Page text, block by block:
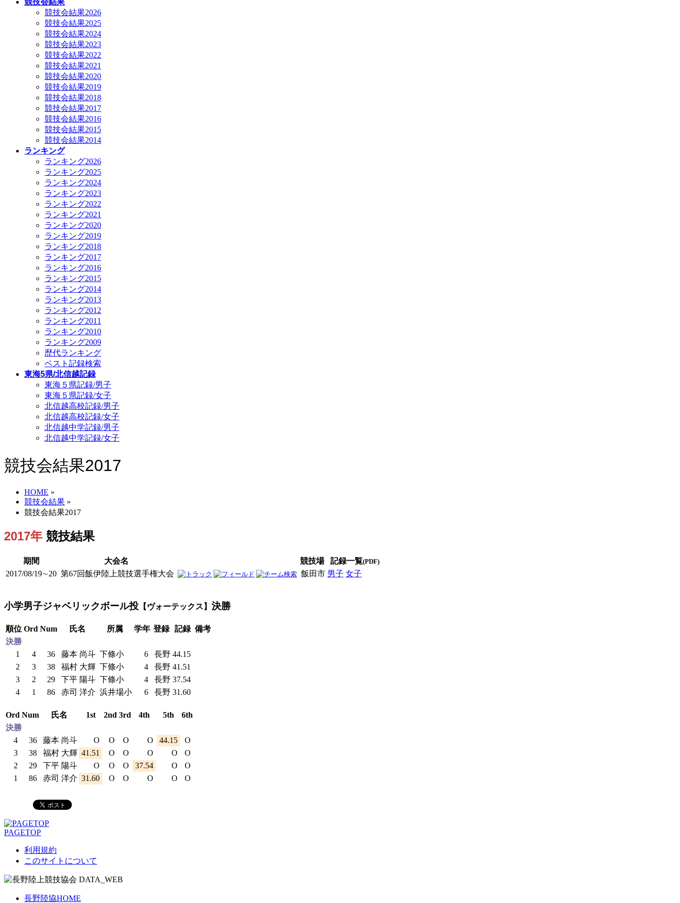
競技会結果
競技会結果2026
競技会結果2025
競技会結果2024
競技会結果2023
競技会結果2022
競技会結果2021
競技会結果2020
競技会結果2019
競技会結果2018
競技会結果2017
競技会結果2016
競技会結果2015
競技会結果2014
ランキング
ランキング2026
ランキング2025
ランキング2024
ランキング2023
ランキング2022
ランキング2021
ランキング2020
ランキング2019
ランキング2018
ランキング2017
ランキング2016
ランキング2015
ランキング2014
ランキング2013
ランキング2012
ランキング2011
ランキング2010
ランキング2009
歴代ランキング
ベスト記録検索
東海5県/北信越記録
東海５県記録/男子
東海５県記録/女子
北信越高校記録/男子
北信越高校記録/女子
北信越中学記録/男子
北信越中学記録/女子
競技会結果2017
HOME »
競技会結果 »
競技会結果2017
2017年 競技結果
期間 大会名 競技場 記録一覧(PDF)
2017/08/19∼20 第67回飯伊陸上競技選手権大会 飯田市 男子 女子
小学男子ジャベリックボール投 【ヴォーテックス】 決勝
順位 Ord Num 氏名 所属 学年 登録 記録 備考
決勝
1
4 36 藤本 尚斗 下條小 6 長野 44.15
2
3 38 福村 大輝 下條小 4 長野 41.51
3
2 29 下平 陽斗 下條小 4 長野 37.54
4
1 86 赤司 洋介 浜井場小 6 長野 31.60
Ord Num 氏名 1st 2nd 3rd 4th 5th
6th
決勝
4
36 藤本 尚斗 O O O O 44.15
O
3
38 福村 大輝 41.51 O O O O
O
2
29 下平 陽斗 O O O 37.54 O
O
1
86 赤司 洋介 31.60 O O O O O
PAGETOP
利用規約
このサイトについて
長野陸協HOME